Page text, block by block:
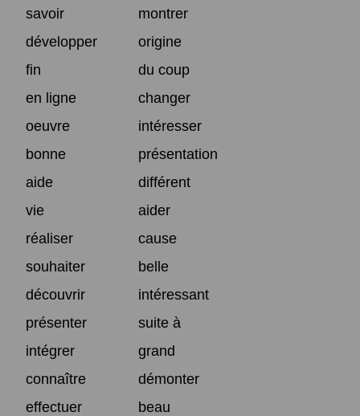
savoir
montrer
développer
origine
fin
du coup
en ligne
changer
oeuvre
intéresser
bonne
présentation
aide
différent
vie
aider
réaliser
cause
souhaiter
belle
découvrir
intéressant
présenter
suite à
intégrer
grand
connaître
démonter
effectuer
beau